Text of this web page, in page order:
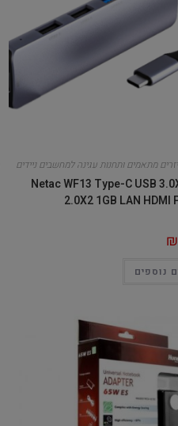
מתאמים ותחנות עגינה למחשבים ניידים
Netac WF13 Type-C USB
2.0X2 1GB LAN HDMI
₪
נוספים